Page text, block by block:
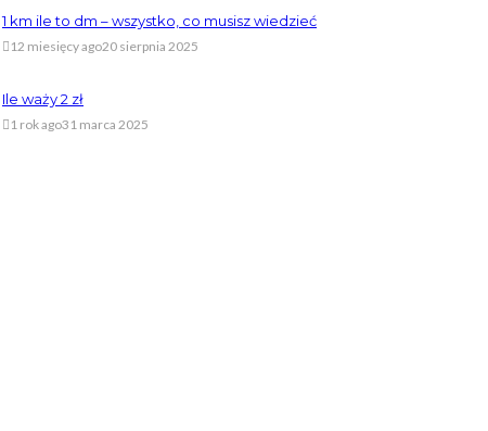
1 km ile to dm – wszystko, co musisz wiedzieć
12 miesięcy ago20 sierpnia 2025
Ile waży 2 zł
1 rok ago31 marca 2025